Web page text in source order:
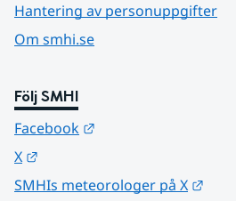
Hantering av personuppgifter
Om smhi.se
Följ SMHI
Facebook
X
SMHIs meteorologer på X